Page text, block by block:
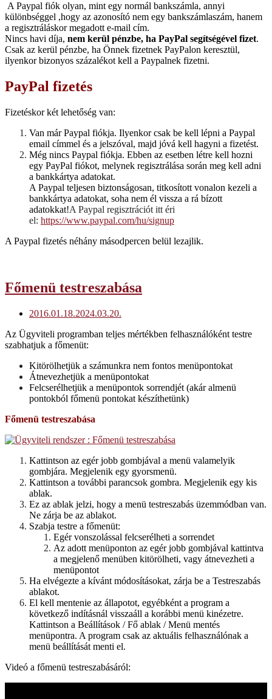
A Paypal fiók olyan, mint egy normál bankszámla, annyi
különbséggel ,hogy az azonosító nem egy bankszámlaszám, hanem
a regisztráláskor megadott e-mail cím.
Nincs havi díja, nem kerül pénzbe, ha PayPal segítségével fizet.
Csak az kerül pénzbe, ha Önnek fizetnek PayPalon keresztül,
ilyenkor bizonyos százalékot kell a Paypalnek fizetni.
PayPal fizetés
Fizetéskor két lehetőség van:
Van már Paypal fiókja. Ilyenkor csak be kell lépni a Paypal
email címmel és a jelszóval, majd jóvá kell hagyni a fizetést.
Még nincs Paypal fiókja. Ebben az esetben létre kell hozni
egy PayPal fiókot, melynek regisztrálása során meg kell adni
a bankkártya adatokat.
A Paypal teljesen biztonságosan, titkosított vonalon kezeli a
bankkártya adatokat, soha nem él vissza a rá bízott
adatokkat!A Paypal regisztrációt itt éri
el: https://www.paypal.com/hu/signup
A Paypal fizetés néhány másodpercen belül lezajlik.
Főmenü testreszabása
2016.01.18.2024.03.20.
Az Ügyviteli programban teljes mértékben felhasználóként testre
szabhatjuk a főmenüt:
Kitörölhetjük a számunkra nem fontos menüpontokat
Átnevezhetjük a menüpontokat
Felcserélhetjük a menüpontok sorrendjét (akár almenü
pontokból főmenü pontokat készíthetünk)
Főmenü testreszabása
Kattintson az egér jobb gombjával a menü valamelyik
gombjára. Megjelenik egy gyorsmenü.
Kattintson a további parancsok gombra. Megjelenik egy kis
ablak.
Ez az ablak jelzi, hogy a menü testreszabás üzemmódban van.
Ne zárja be az ablakot.
Szabja testre a főmenüt:
Egér vonszolással felcserélheti a sorrendet
Az adott menüponton az egér jobb gombjával kattintva
a megjelenő menüben kitörölheti, vagy átnevezheti a
menüpontot
Ha elvégezte a kívánt módosításokat, zárja be a Testreszabás
ablakot.
El kell mentenie az állapotot, egyébként a program a
következő indításnál visszaáll a korábbi menü kinézetre.
Kattintson a Beállítások / Fő ablak / Menü mentés
menüpontra. A program csak az aktuális felhasználónak a
menü beállítását menti el.
Videó a főmenü testreszabásáról: